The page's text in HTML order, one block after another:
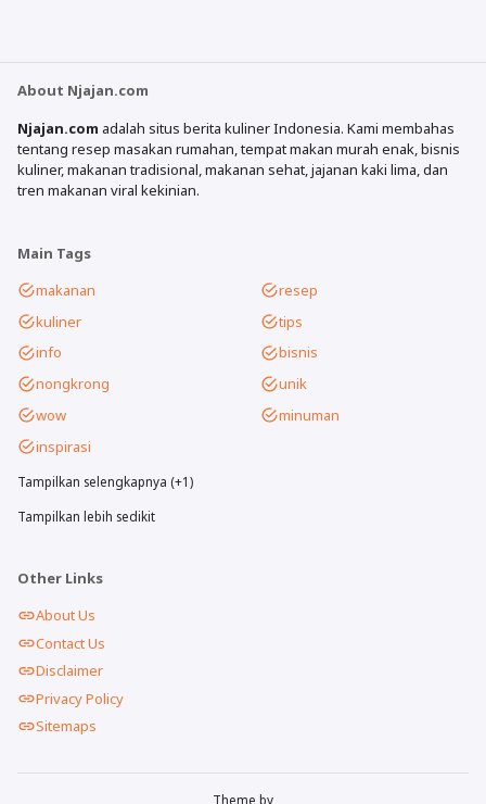
About Njajan.com
Njajan.com adalah situs berita kuliner Indonesia. Kami membahas
tentang resep masakan rumahan, tempat makan murah enak, bisnis
kuliner, makanan tradisional, makanan sehat, jajanan kaki lima, dan
tren makanan viral kekinian.
Main Tags
makanan
resep
kuliner
tips
info
bisnis
nongkrong
unik
wow
minuman
inspirasi
Tampilkan selengkapnya (+1)
Tampilkan lebih sedikit
Other Links
About Us
Contact Us
Disclaimer
Privacy Policy
Sitemaps
Theme by